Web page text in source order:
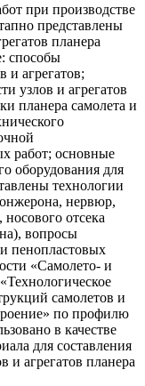
при производстве
представлены
планера
способы
и агрегатов;
узлов и агрегатов
планера самолета и
работ; основные
оборудования для
технологии
нервюр,
отсека
вопросы
пенопластовых
«Самолето- и
самолетов и
по профилю
в качестве
для составления
и агрегатов планера